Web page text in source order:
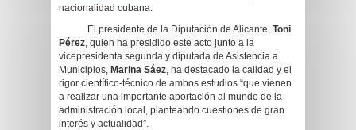
nacionalidad cubana.
El presidente de la Diputación de Alicante, Toni
Pérez, quien ha presidido este acto junto a la
vicepresidenta segunda y diputada de Asistencia a
Municipios, Marina Sáez, ha destacado la calidad y el
rigor científico-técnico de ambos estudios “que vienen
a realizar una importante aportación al mundo de la
administración local, planteando cuestiones de gran
interés y actualidad”.